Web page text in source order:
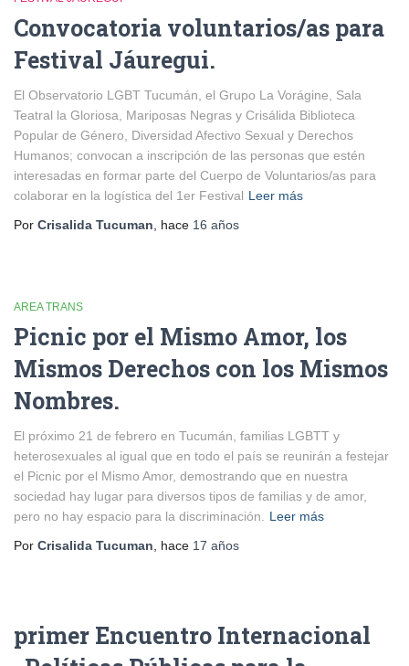
Convocatoria voluntarios/as para
Festival Jáuregui.
El Observatorio LGBT Tucumán, el Grupo La Vorágine, Sala
Teatral la Gloriosa, Mariposas Negras y Crisálida Biblioteca
Popular de Género, Diversidad Afectivo Sexual y Derechos
Humanos; convocan a inscripción de las personas que estén
interesadas en formar parte del Cuerpo de Voluntarios/as para
colaborar en la logística del 1er Festival Leer más
Por Crisalida Tucuman , hace 16 años
AREA TRANS
Picnic por el Mismo Amor, los
Mismos Derechos con los Mismos
Nombres.
El próximo 21 de febrero en Tucumán, familias LGBTT y
heterosexuales al igual que en todo el país se reunirán a festejar
el Picnic por el Mismo Amor, demostrando que en nuestra
sociedad hay lugar para diversos tipos de familias y de amor,
pero no hay espacio para la discriminación.
Leer más
Por Crisalida Tucuman , hace 17 años
primer Encuentro Internacional